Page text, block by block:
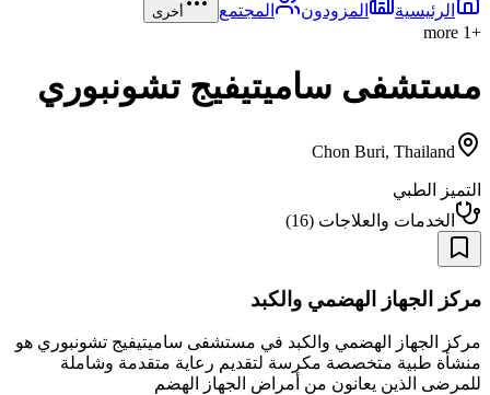
الرئيسية المزودون المجتمع أخرى
+
1
مستشفى ساميتيفيج تشونبوري
Chon Buri, Thailand
التميز الطبي
الخدمات والعلاجات (
16
)
مركز الجهاز الهضمي والكبد
مركز الجهاز الهضمي والكبد في مستشفى ساميتيفيج تشونبوري هو
منشأة طبية متخصصة مكرسة لتقديم رعاية متقدمة وشاملة
للمرضى الذين يعانون من أمراض الجهاز الهضم